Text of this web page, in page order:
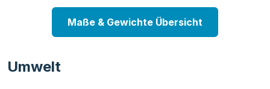
Maße & Gewichte Übersicht
Umwelt